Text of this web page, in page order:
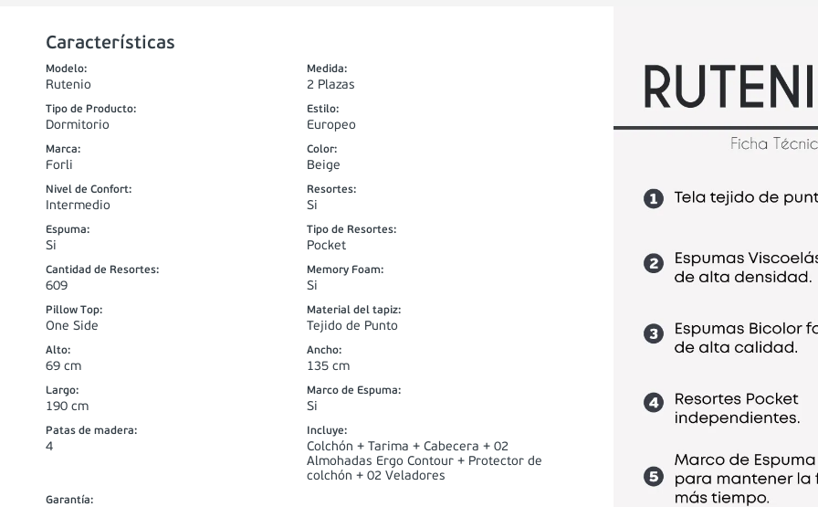
Características
Modelo:
Rutenio
Medida:
2 Plazas
Tipo de Producto:
Dormitorio
Estilo:
Europeo
Marca:
Forli
Color:
Beige
Nivel de Confort:
Intermedio
Resortes:
Si
Espuma:
Si
Tipo de Resortes:
Pocket
Cantidad de Resortes:
609
Memory Foam:
Si
Pillow Top:
One Side
Material del tapiz:
Tejido de Punto
Alto:
69 cm
Ancho:
135 cm
Largo:
190 cm
Marco de Espuma:
Si
Patas de madera:
4
Incluye:
Colchón + Tarima + Cabecera + 02
Almohadas Ergo Contour + Protector de
colchón + 02 Veladores
Garantía: